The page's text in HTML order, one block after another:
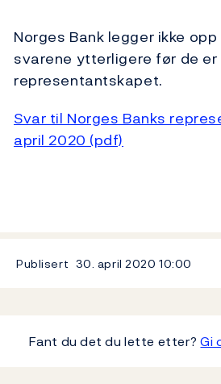
Norges Bank legger ikke
svarene ytterligere før de
representantskapet.
Svar til Norges Banks
april 2020 (pdf)
Publisert 30. april 202010:00
Fant du det du lette etter?Gi